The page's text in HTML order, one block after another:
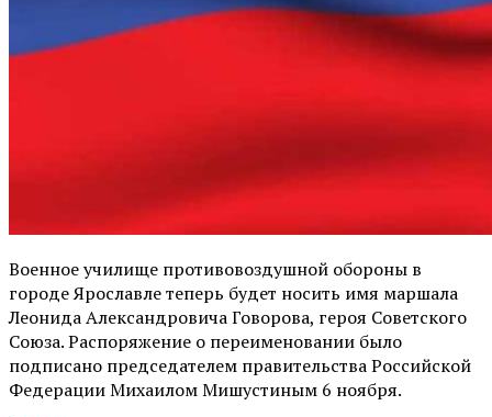
Военное училище противовоздушной обороны в
городе Ярославле теперь будет носить имя маршала
Леонида Александровича Говорова, героя Советского
Союза. Распоряжение о переименовании было
подписано председателем правительства Российской
Федерации Михаилом Мишустиным 6 ноября.